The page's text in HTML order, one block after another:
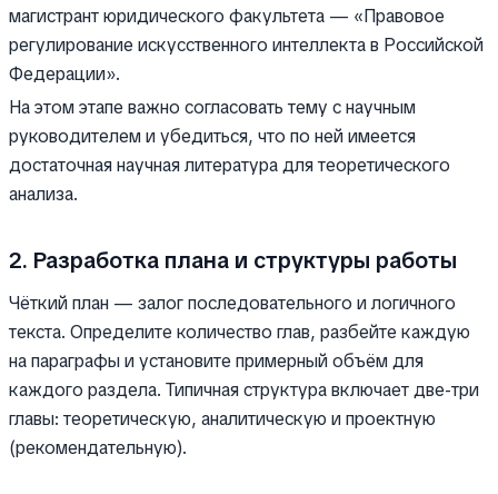
магистрант юридического факультета — «Правовое
регулирование искусственного интеллекта в Российской
Федерации».
На этом этапе важно согласовать тему с научным
руководителем и убедиться, что по ней имеется
достаточная научная литература для теоретического
анализа.
2. Разработка плана и структуры работы
Чёткий план — залог последовательного и логичного
текста. Определите количество глав, разбейте каждую
на параграфы и установите примерный объём для
каждого раздела. Типичная структура включает две-три
главы: теоретическую, аналитическую и проектную
(рекомендательную).